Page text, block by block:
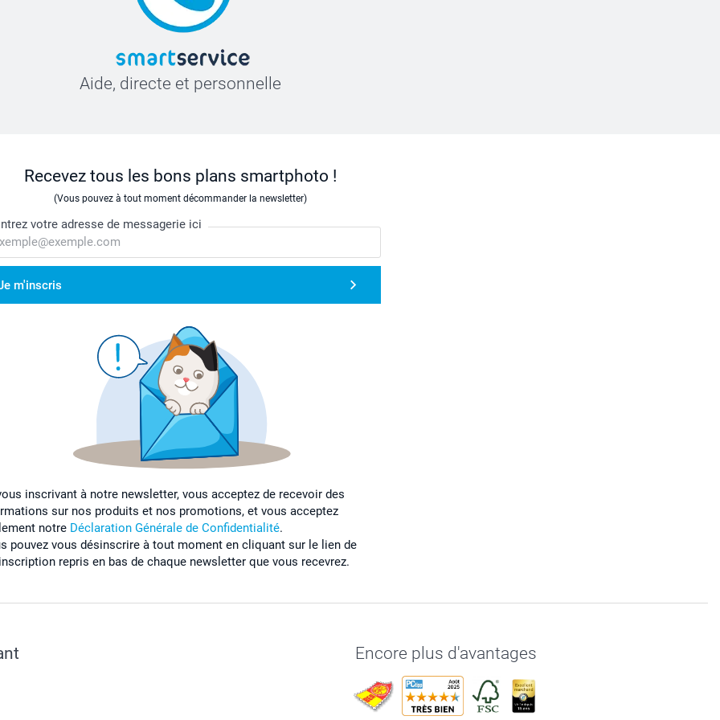
Aide, directe et personnelle
Recevez tous les bons plans smartphoto !
(Vous pouvez à tout moment décommander la newsletter)
votre adresse de messagerie ici
m'inscris
inscrivant à notre newsletter, vous acceptez de recevoir des
sur nos produits et nos promotions, et vous acceptez
notre Déclaration Générale de Confidentialité.
pouvez vous désinscrire à tout moment en cliquant sur le lien de
repris en bas de chaque newsletter que vous recevrez.
Encore plus d'avantages